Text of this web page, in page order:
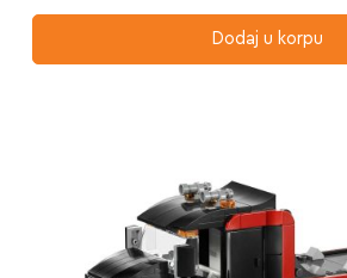
Dodaj u korpu